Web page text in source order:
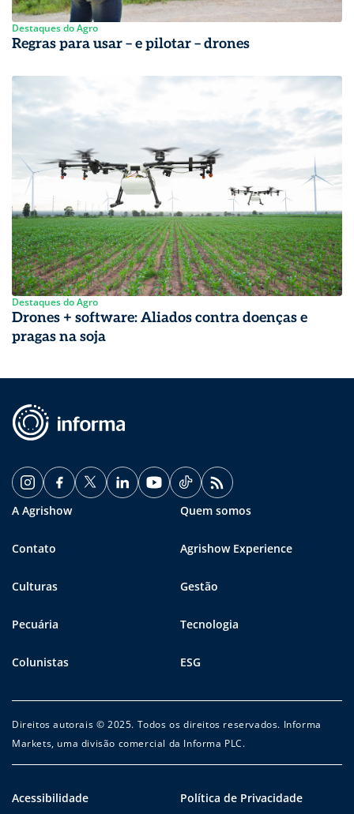
Destaques do Agro
Regras para usar – e pilotar – drones
Destaques do Agro
Drones + software: Aliados contra doenças e
pragas na soja
A Agrishow Quem somos
Contato Agrishow Experience
Culturas Gestão
Pecuária Tecnologia
Colunistas ESG
Direitos autorais © 2025. Todos os direitos reservados. Informa
Markets, uma divisão comercial da Informa PLC.
Acessibilidade Política de Privacidade